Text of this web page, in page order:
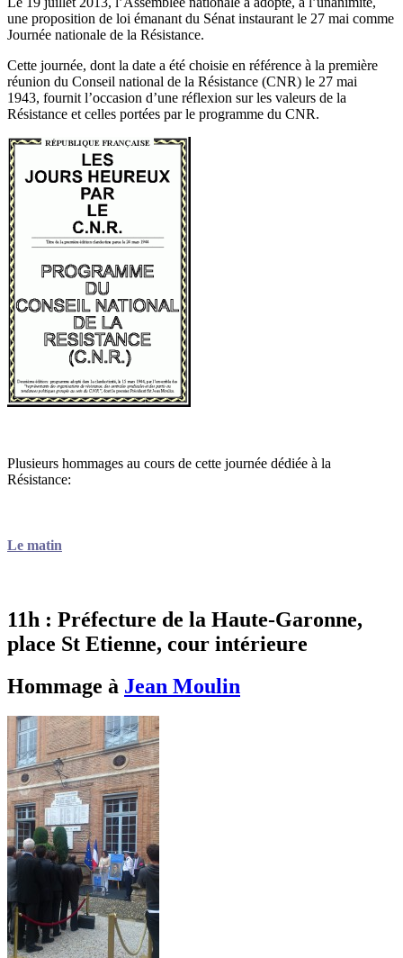
une proposition de loi émanant du Sénat instaurant le 27 mai comme
Journée nationale de la Résistance.
Cette journée, dont la date a été choisie en référence à la première
réunion du Conseil national de la Résistance (CNR) le 27 mai
1943, fournit l’occasion d’une réflexion sur les valeurs de la
Résistance et celles portées par le programme du CNR.
Plusieurs hommages au cours de cette journée dédiée à la
Résistance:
Le matin
11h : Préfecture de la Haute-Garonne,
place St Etienne, cour intérieure
Hommage à Jean Moulin